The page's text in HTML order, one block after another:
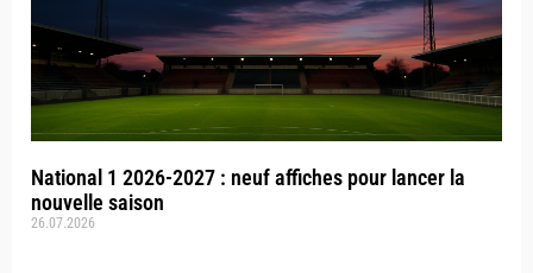
National 1 2026-2027 : neuf affiches pour lancer la
nouvelle saison
26.07.2026